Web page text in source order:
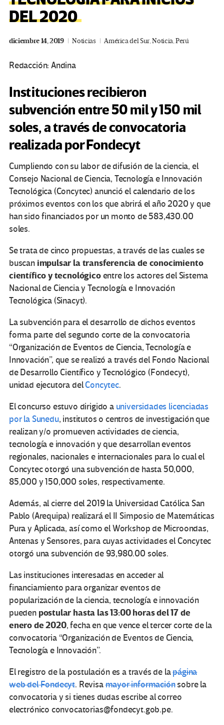
DEL 2020
diciembre 14, 2019 Noticias América del Sur,Noticia,Perú
Redacción: Andina
Instituciones recibieron
subvención entre 50 mil y 150 mil
soles, a través de convocatoria
realizada por Fondecyt
Cumpliendo con su labor de difusión de la ciencia, el
Consejo Nacional de Ciencia, Tecnología e Innovación
Tecnológica (Concytec) anunció el calendario de los
próximos eventos con los que abrirá el año 2020 y que
han sido financiados por un monto de 583,430.00
soles.
Se trata de cinco propuestas, a través de las cuales se
buscanimpulsar la transferencia de conocimiento
científico y tecnológicoentre los actores del Sistema
Nacional de Ciencia y Tecnología e Innovación
Tecnológica (Sinacyt).
La subvención para el desarrollo de dichos eventos
forma parte del segundo corte de la convocatoria
“Organización de Eventos de Ciencia, Tecnología e
Innovación”, que se realizó a través del Fondo Nacional
de Desarrollo Científico y Tecnológico (Fondecyt),
unidad ejecutora delConcytec.
El concurso estuvo dirigido a universidades licenciadas
por la Sunedu, institutos o centros de investigación que
realizan y/o promueven actividades de ciencia,
tecnología e innovación y que desarrollan eventos
regionales, nacionales e internacionales para lo cual el
Concytec otorgó una subvención de hasta 50,000,
85,000 y 150,000 soles, respectivamente.
Además, al cierre del 2019 la Universidad Católica San
Pablo (Arequipa) realizará el II Simposio de Matemáticas
Pura y Aplicada, así como el Workshop de Microondas,
Antenas y Sensores, para cuyas actividades el Concytec
otorgó una subvención de 93,980.00 soles.
Las instituciones interesadas en acceder al
financiamiento para organizar eventos de
popularización de la ciencia, tecnología e innovación
puedenpostular hasta las 13:00 horas del 17 de
enero de 2020, fecha en que vence el tercer corte de la
convocatoria “Organización de Eventos de Ciencia,
Tecnología e Innovación”.
El registro de la postulación es a través de lapágina
web del Fondecyt. Revisamayor informaciónsobre la
convocatoria y si tienes dudas escribe al correo
electrónico convocatorias@fondecyt.gob.pe.